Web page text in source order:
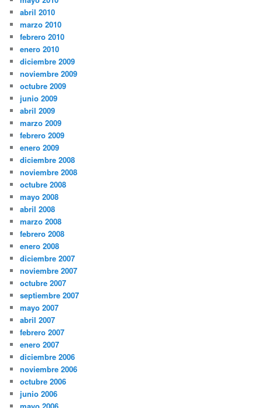
abril 2010
marzo 2010
febrero 2010
enero 2010
diciembre 2009
noviembre 2009
octubre 2009
junio 2009
abril 2009
marzo 2009
febrero 2009
enero 2009
diciembre 2008
noviembre 2008
octubre 2008
mayo 2008
abril 2008
marzo 2008
febrero 2008
enero 2008
diciembre 2007
noviembre 2007
octubre 2007
septiembre 2007
mayo 2007
abril 2007
febrero 2007
enero 2007
diciembre 2006
noviembre 2006
octubre 2006
junio 2006